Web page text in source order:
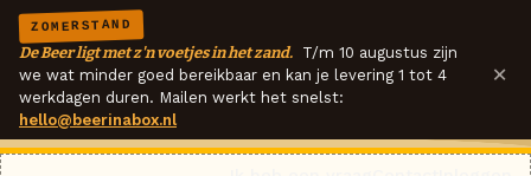
ZOMERSTAND
De Beer ligt met z'n voetjes in het zand. T/m 10 augustus zijn
we wat minder goed bereikbaar en kan je levering 1 tot 4
werkdagen duren. Mailen werkt het snelst:
hello@beerinabox.nl
×